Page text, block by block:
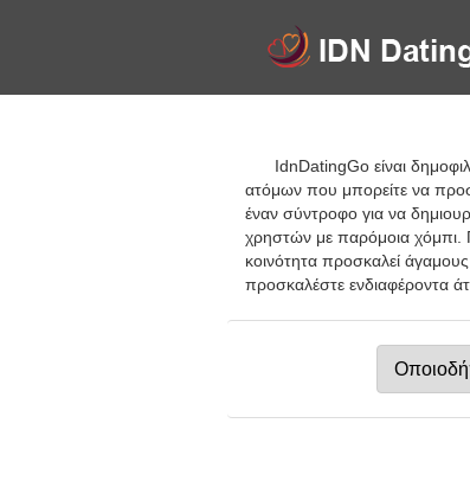
IdnDatingGo είναι
ατόμων που μπορείτε να
έναν σύντροφο για να
χρηστών με παρόμοια χόμπι.
κοινότητα προσκαλεί
προσκαλέστε ενδιαφέροντα